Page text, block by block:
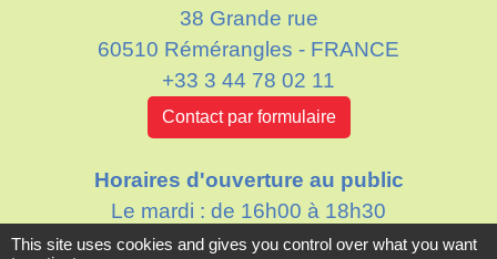
38 Grande rue
60510 Rémérangles - FRANCE
+33 3 44 78 02 11
Contact par formulaire
Horaires d'ouverture au public
Le mardi : de 16h00 à 18h30
Le jeudi : de 11h30 à 12h30
This site uses cookies and gives you control over what you want